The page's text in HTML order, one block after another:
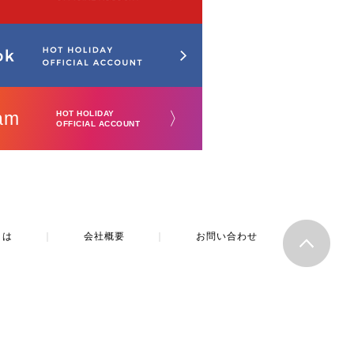
HOT HOLIDAY
OFFICIAL ACCOUNT
〉
会社概要 お問い合わせ